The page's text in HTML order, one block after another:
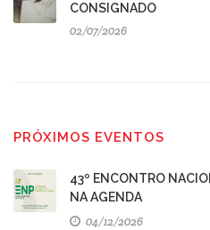
CONSIGNADO
02/07/2026
PRÓXIMOS EVENTOS
43º ENCONTRO
NA AGENDA
04/12/2026